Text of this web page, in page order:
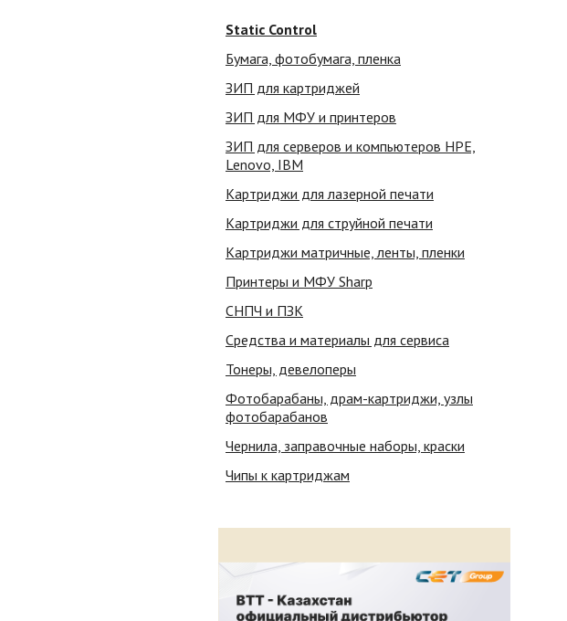
Static Control
Бумага, фотобумага, пленка
ЗИП для картриджей
ЗИП для МФУ и принтеров
ЗИП для серверов и компьютеров HPE,
Lenovo, IBM
Картриджи для лазерной печати
Картриджи для струйной печати
Картриджи матричные, ленты, пленки
Принтеры и МФУ Sharp
СНПЧ и ПЗК
Средства и материалы для сервиса
Тонеры, девелоперы
Фотобарабаны, драм-картриджи, узлы
фотобарабанов
Чернила, заправочные наборы, краски
Чипы к картриджам